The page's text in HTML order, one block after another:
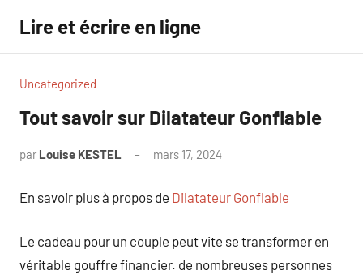
contenu
Lire et écrire en ligne
Uncategorized
Tout savoir sur Dilatateur Gonflable
par Louise KESTEL mars 17, 2024
En savoir plus à propos de Dilatateur Gonflable
Le cadeau pour un couple peut vite se transformer en
véritable gouffre financier. de nombreuses personnes